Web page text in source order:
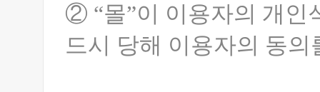
② “몰”이 이용자의 개인
드시 당해 이용자의 동의